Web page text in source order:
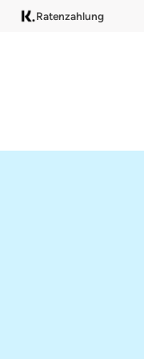
Ratenzahlung